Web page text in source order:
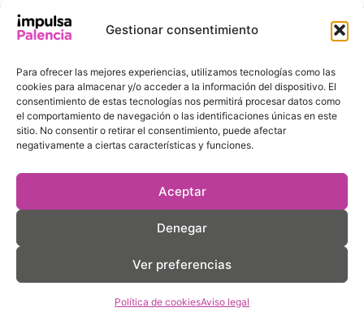
Gestionar consentimiento
Para ofrecer las mejores experiencias, utilizamos tecnologías como las
cookies para almacenar y/o acceder a la información del dispositivo. El
consentimiento de estas tecnologías nos permitirá procesar datos como
el comportamiento de navegación o las identificaciones únicas en este
sitio. No consentir o retirar el consentimiento, puede afectar
negativamente a ciertas características y funciones.
Aceptar
Denegar
Ver preferencias
Política de cookiesAviso legal
INTERÉS
Ayuntamiento de
Palencia
Agencia de
Desarrollo Local
Cuenta
Consumo
Movisop
DE
CONTACTO
Pl. de la
Inmaculada, 8,
34001 Palencia
Aviso legalPolítica de cookies